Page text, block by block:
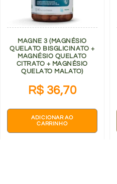
MAGNE 3 (MAGNÉSIO
QUELATO BISGLICINATO +
MAGNÉSIO QUELATO
CITRATO + MAGNÉSIO
QUELATO MALATO)
R$36,70
ADICIONAR AO
CARRINHO